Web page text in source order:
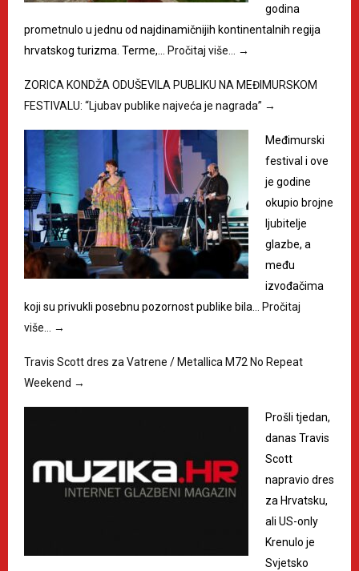
godina
prometnulo u jednu od najdinamičnijih kontinentalnih regija
hrvatskog turizma. Terme,…
Pročitaj više… →
ZORICA KONDŽA ODUŠEVILA PUBLIKU NA MEĐIMURSKOM
FESTIVALU: “Ljubav publike najveća je nagrada” →
Međimurski
festival i ove
je godine
okupio brojne
ljubitelje
glazbe, a
među
izvođačima
koji su privukli posebnu pozornost publike bila…
Pročitaj
više…
→
Travis Scott dres za Vatrene / Metallica M72 No Repeat
Weekend →
Prošli tjedan,
danas Travis
Scott
napravio dres
za Hrvatsku,
ali US-only
Krenulo je
Svjetsko